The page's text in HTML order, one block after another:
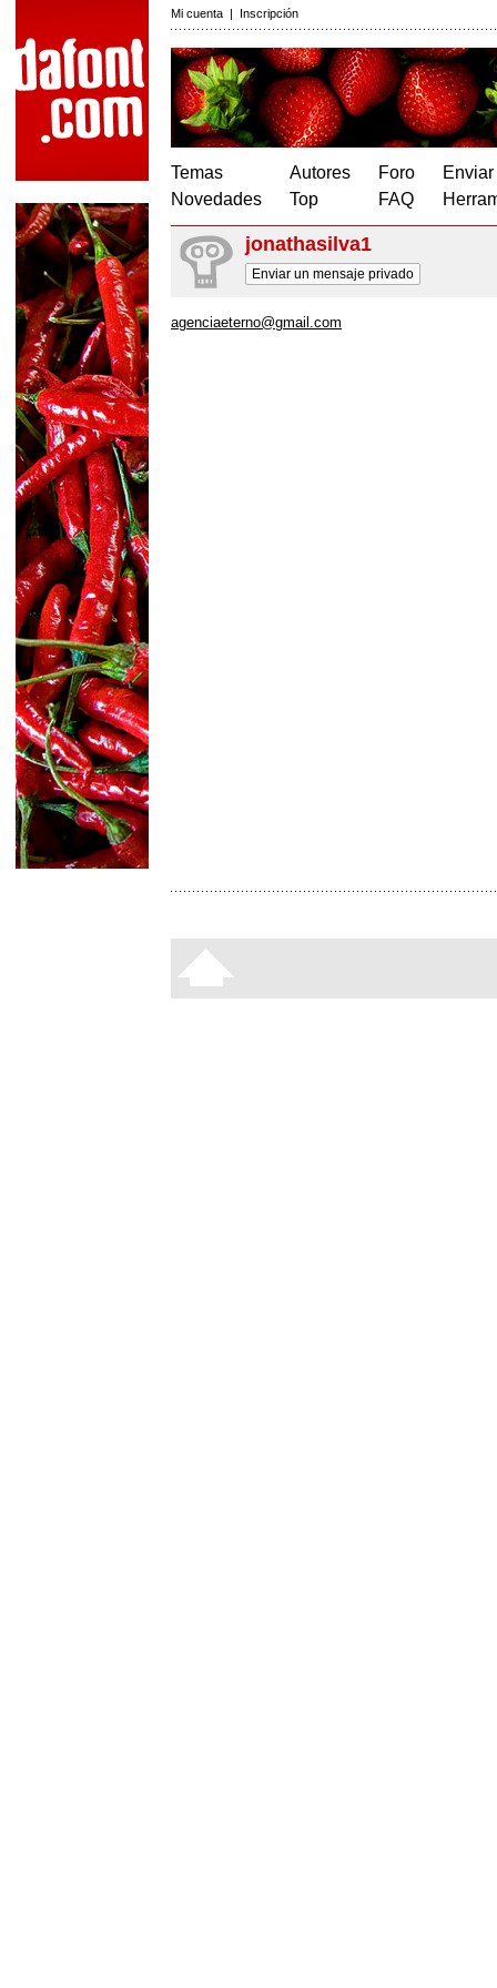
Mi cuenta | Inscripción
Temas
Novedades
Autores
Top
Foro
FAQ
jonathasilva1
Enviar un mensaje privado
agenciaeterno@gmail.com